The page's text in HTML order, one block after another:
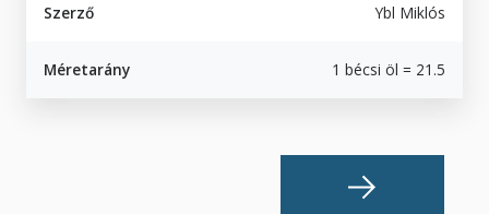
Szerző Ybl Miklós
Méretarány 1 bécsi öl = 21.5